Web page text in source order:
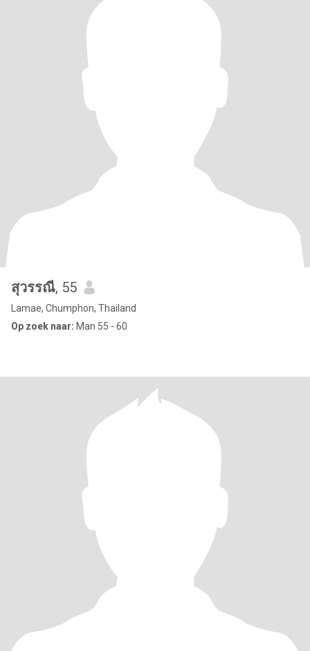
สุวรรณี, 55
Lamae, Chumphon, Thailand
Op zoek naar: Man 55 - 60